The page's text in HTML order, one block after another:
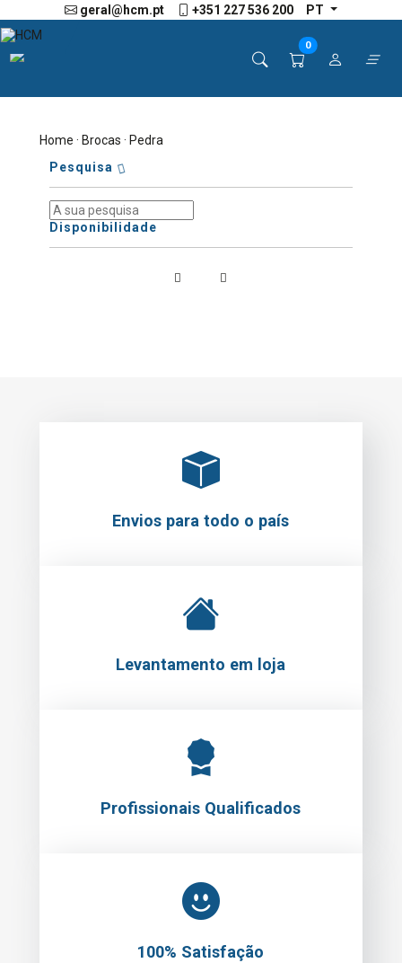
geral@hcm.pt +351 227 536 200 PT
0
Home ·Brocas · Pedra
Pesquisa
Disponibilidade
Envios para todo o país
Levantamento em loja
Profissionais Qualificados
100% Satisfação